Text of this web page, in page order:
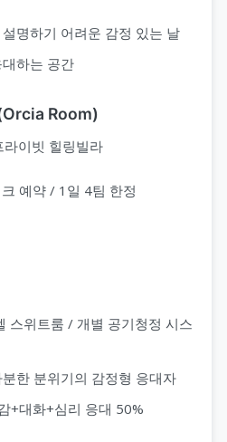
명하기 어려운 감정 있는 날
하는 공간
Room)
라이빗 힐링빌라
예약 / 1일 4팀 한정
스위트룸 / 개별 공기청정 시스
한 분위기의 감정형 응대자
+대화+심리 응대 50%